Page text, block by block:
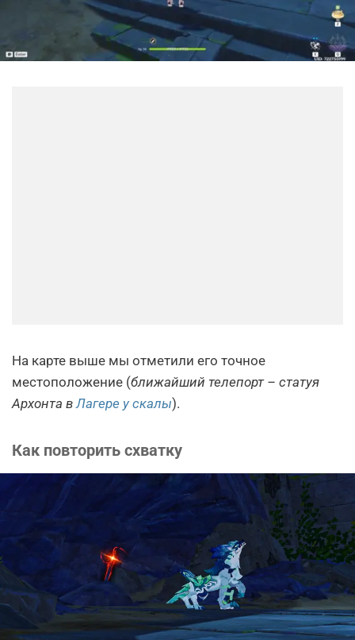
На карте выше мы отметили его точное
местоположение (ближайший телепорт – статуя
Архонта вЛагере у скалы).
Как повторить схватку